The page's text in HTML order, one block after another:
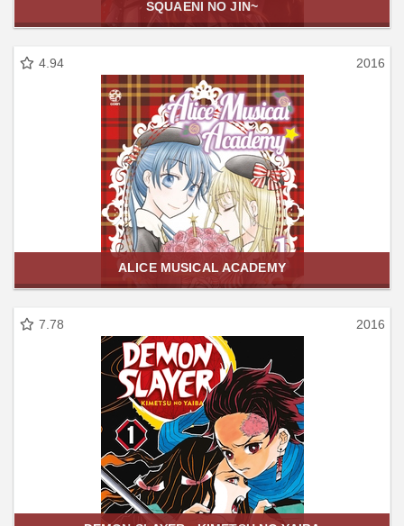
SQUAENI NO JIN~
4.94 2016
ALICE MUSICAL ACADEMY
7.78 2016